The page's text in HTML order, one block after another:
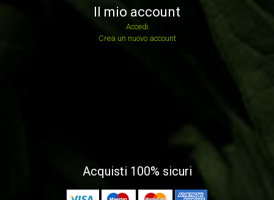
Il mio account
Accedi
Crea un nuovo account
Acquisti 100% sicuri